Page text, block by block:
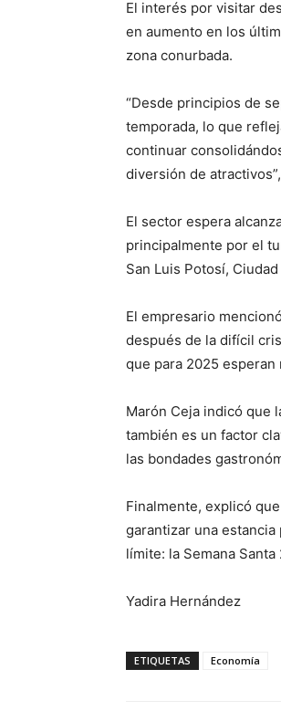
El interés por visitar
en aumento en los
zona conurbada.
“Desde principios de
temporada, lo que
continuar
diversión de
El sector espera
principalmente por el
San Luis Potosí,
El empresario
después de la difícil
que para 2025
Marón Ceja indicó que
también es un factor
las bondades
Finalmente, explicó
garantizar una
límite: la Semana
Yadira Hernández
ETIQUETAS Economía